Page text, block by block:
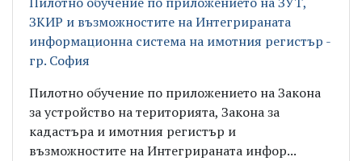
ЗКИР и възможностите на Интегрираната
информационна система на имотния регистър -
гр. София
Пилотно обучение по приложението на Закона
за устройство на територията, Закона за
кадастъра и имотния регистър и
възможностите на Интегрираната инфор...